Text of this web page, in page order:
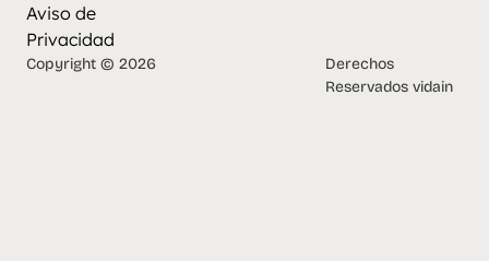
Aviso de
Privacidad
Copyright © 2026
Derechos
Reservados vidain